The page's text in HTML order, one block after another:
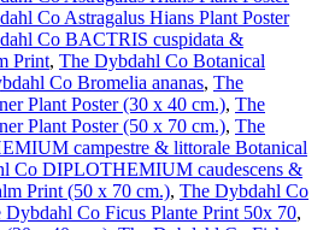
Co Astragalus Hians Plant Poster
Co BACTRIS cuspidata &
Print, The Dybdahl Co Botanical
Co Bromelia ananas, The
Plant Poster (30 x 40 cm.), The
Plant Poster (50 x 70 cm.), The
campestre & littorale Botanical
Co DIPLOTHEMIUM caudescens &
Print (50 x 70 cm.), The Dybdahl Co
Dybdahl Co Ficus Plante Print 50x 70,